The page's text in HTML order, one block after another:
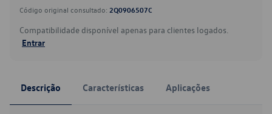
Código original consultado: 2Q0906507C
Compatibilidade disponível apenas para clientes logados.
Entrar
Descrição Características Aplicações